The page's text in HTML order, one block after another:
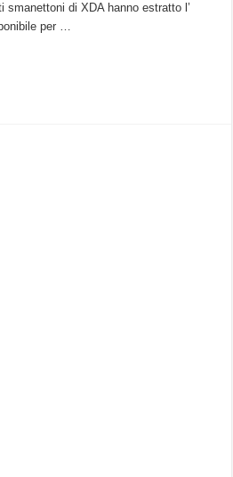
smanettoni di XDA hanno estratto l’
per …